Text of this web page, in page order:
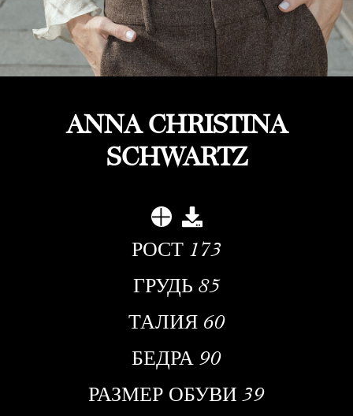
ANNA CHRISTINA
SCHWARTZ
РОСТ 173
ГРУДЬ 85
ТАЛИЯ 60
БЕДРА 90
РАЗМЕР ОБУВИ 39